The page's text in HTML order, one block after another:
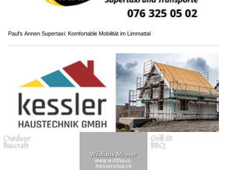
Paul's Annen Supertaxi: Komfortable Mobilität im Limmattal
Kessler Haustechnik GmbH: Zuverlässige Sanitär- und Heizungsservice